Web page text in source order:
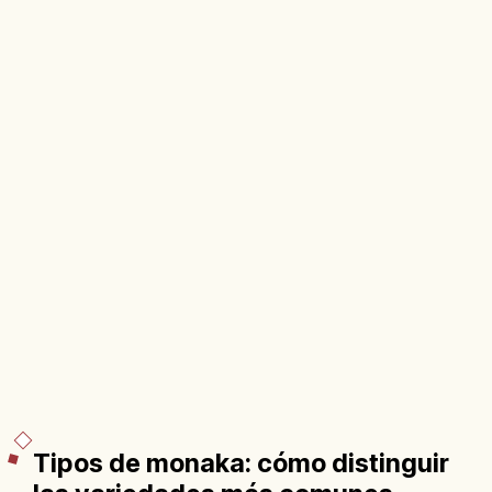
Tipos de monaka: cómo distinguir